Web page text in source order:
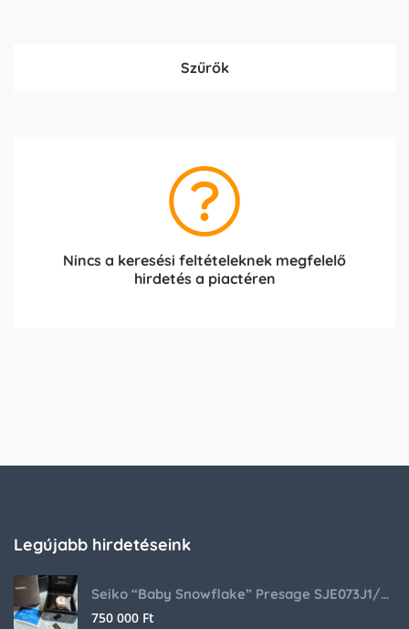
Szűrők
Nincs a keresési feltételeknek megfelelő
hirdetés a piactéren
Legújabb hirdetéseink
Seiko “Baby Snowflake” Presage SJE073J1/SARA015 Limited Edition
750 000 Ft